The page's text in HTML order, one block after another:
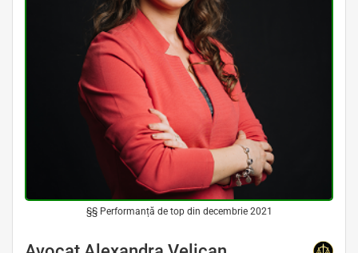
§§ Performanță de top din decembrie 2021